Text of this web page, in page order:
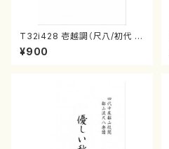
T32i428 壱越調（尺八/初代 中
村双葉/楽譜）都山流公刊楽譜曲
番:2133
¥900